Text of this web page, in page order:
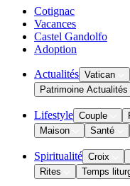
Cotignac
Vacances
Castel Gandolfo
Adoption
Actualités Vatican
Patrimoine Actualités
Lifestyle Couple
Maison
Santé
Spiritualité Croix
Rites
Temps